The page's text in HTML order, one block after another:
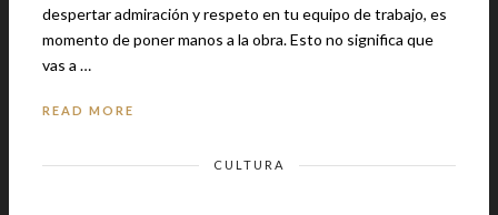
despertar admiración y respeto en tu equipo de trabajo, es
momento de poner manos a la obra. Esto no significa que
vas a …
READ MORE
CULTURA